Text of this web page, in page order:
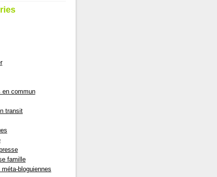
en commun
transit
famille
méta-bloguiennes